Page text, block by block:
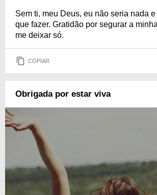
Sem ti, meu Deus, eu não seria nada
que fazer. Gratidão por segurar a
me deixar só.
COPIAR
Obrigada por estar viva